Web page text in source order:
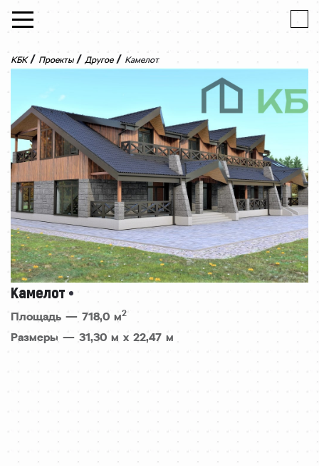
Skip to content
КБК / Проекты / Другое / Камелот
Камелот
Площадь — 718,0 м2
Размеры — 31,30 м х 22,47 м